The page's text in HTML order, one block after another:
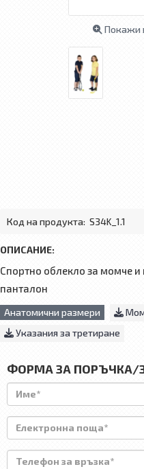
Покажи
Код на продукта: S34K_1.1
ОПИСАНИЕ:
Спортно облекло за момче
панталон
Анатомични размери
Указания за третиране
ФОРМА ЗА ПОРЪЧКА/